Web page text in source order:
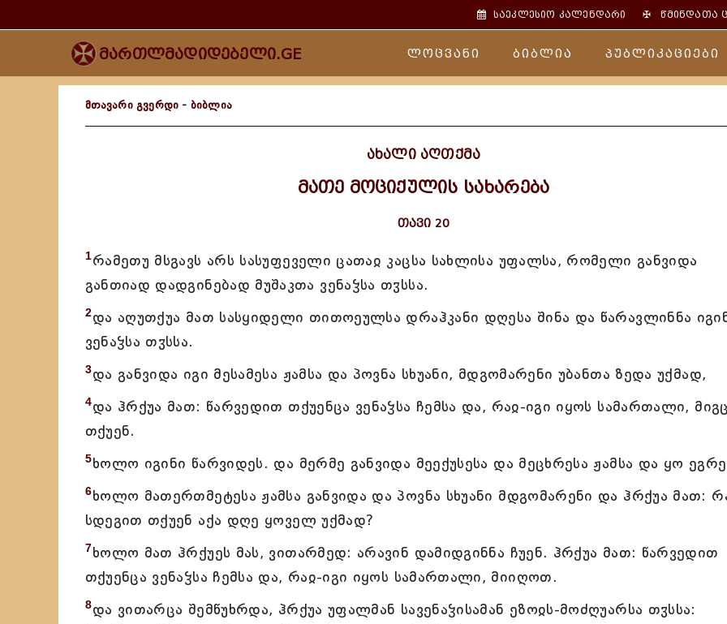
საეკლესიო კალენდარი ✠წმინდათა
მართლმადიდებელი.GE ლოცვანი ბიბლია პუბლიკაციები
მთავარი გვერდი - ბიბლია
ახალი აღთქმა
მათე მოციქულის სახარება
თავი 20
1რამეთუ მსგავს არს სასუფეველი ცათაჲ კაცსა სახლისა უფალსა, რომელი განვიდა
განთიად დადგინებად მუშაკთა ვენაჴსა თჳსსა.
2და აღუთქუა მათ სასყიდელი თითოეულსა დრაჰკანი დღესა შინა და წარავლინნა
ვენაჴსა თჳსსა.
3და განვიდა იგი მესამესა ჟამსა და პოვნა სხუანი, მდგომარენი უბანთა ზედა უქმად,
4და ჰრქუა მათ: წარვედით თქუენცა ვენაჴსა ჩემსა და, რაჲ-იგი იყოს სამართალი,
თქუენ.
5ხოლო იგინი წარვიდეს. და მერმე განვიდა მეექუსესა და მეცხრესა ჟამსა და ყო
6ხოლო მათერთმეტესა ჟამსა განვიდა და პოვნა სხუანი მდგომარენი და ჰრქუა მათ:
სდეგით თქუენ აქა დღე ყოველ უქმად?
7ხოლო მათ ჰრქუეს მას, ვითარმედ: არავინ დამიდგინნა ჩუენ. ჰრქუა მათ: წარვედით
თქუენცა ვენაჴსა ჩემსა და, რაჲ-იგი იყოს სამართალი, მიიღოთ.
8და ვითარცა შემწუხრდა, ჰრქუა უფალმან სავენაჴისამან ეზოჲს-მოძღუარსა თჳსსა: